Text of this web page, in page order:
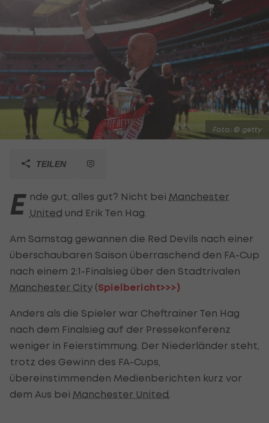
Foto: © getty
TEILEN
E nde gut, alles gut? Nicht bei Manchester
United und Erik Ten Hag.
Am Samstag gewannen die Red Devils nach einer
überschaubaren Saison überraschend den FA-Cup
nach einem 2:1-Finalsieg über den Stadtrivalen
Manchester City (Spielbericht>>>)
Anders als die Spieler war Cheftrainer Ten Hag
nach dem Finalsieg auf der Pressekonferenz
weniger in Feierstimmung. Der Niederländer steht,
trotz des Gewinn des FA-Cups,
übereinstimmenden Medienberichten kurz vor
dem Aus bei Manchester United